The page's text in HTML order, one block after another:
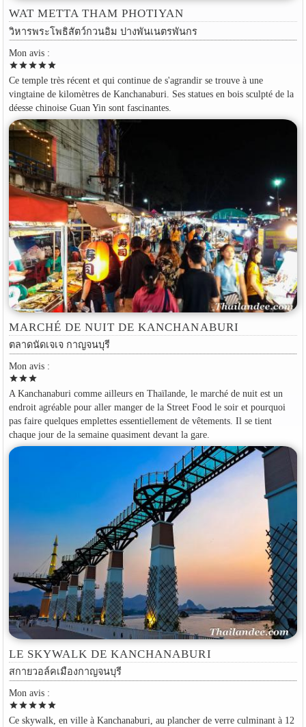
WAT METTA THAM PHOTIYAN
วิหารพระโพธิสัตว์กวนอิม ปางพันเนตรพันกร
Mon avis :
starstarstarstarstar
Ce temple très récent et qui continue de s'agrandir se trouve à une
vingtaine de kilomètres de Kanchanaburi. Ses statues en bois sculpté de la
déesse chinoise Guan Yin sont fascinantes.
MARCHÉ DE NUIT DE KANCHANABURI
ตลาดนัดเจเจ กาญจนบุรี
Mon avis :
starstarstar
A Kanchanaburi comme ailleurs en Thaïlande, le marché de nuit est un
endroit agréable pour aller manger de la Street Food le soir et pourquoi
pas faire quelques emplettes essentiellement de vêtements. Il se tient
chaque jour de la semaine quasiment devant la gare.
LE SKYWALK DE KANCHANABURI
สกายวอล์คเมืองกาญจนบุรี
Mon avis :
starstarstarstarstar
Ce skywalk, en ville à Kanchanaburi, au plancher de verre culminant à 12